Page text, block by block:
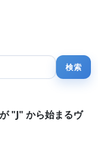
"J" から始まるヴ